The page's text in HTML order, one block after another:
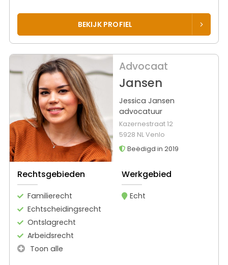
BEKIJK PROFIEL
Advocaat
Jansen
Jessica Jansen
advocatuur
Kazernestraat 12
5928 NL Venlo
Beëdigd in 2019
Rechtsgebieden
Familierecht
Echtscheidingsrecht
Ontslagrecht
Arbeidsrecht
Toon alle
Werkgebied
Echt